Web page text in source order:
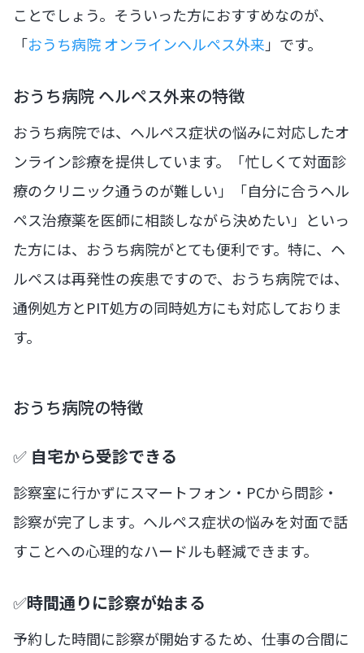
ことでしょう。そういった方におすすめなのが、
「おうち病院 オンラインヘルペス外来 」です。
おうち病院 ヘルペス外来の特徴
おうち病院では、ヘルペス症状の悩みに対応したオ
ンライン診療を提供しています。「忙しくて対面診
療のクリニック通うのが難しい」「自分に合うヘル
ペス治療薬を医師に相談しながら決めたい」といっ
た方には、おうち病院がとても便利です。特に、ヘ
ルペスは再発性の疾患ですので、おうち病院では、
通例処方とPIT処方の同時処方にも対応しておりま
す。
おうち病院の特徴
✅ 自宅から受診できる
診察室に行かずにスマートフォン・PCから問診・
診察が完了します。ヘルペス症状の悩みを対面で話
すことへの心理的なハードルも軽減できます。
✅時間通りに診察が始まる
予約した時間に診察が開始するため、仕事の合間に